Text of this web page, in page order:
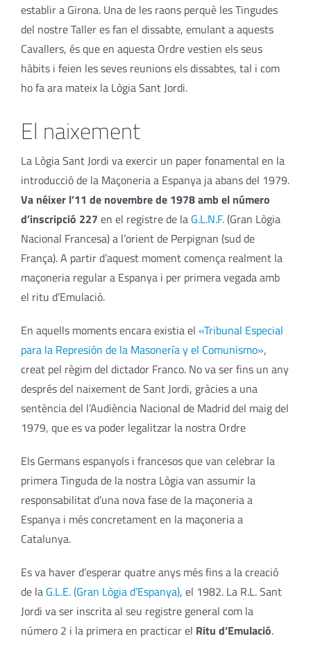
establir a Girona. Una de les raons perquè les Tingudes
del nostre Taller es fan el dissabte, emulant a aquests
Cavallers, és que en aquesta Ordre vestien els seus
hàbits i feien les seves reunions els dissabtes, tal i com
ho fa ara mateix la Lògia Sant Jordi.
El naixement
La Lògia Sant Jordi va exercir un paper fonamental en la
introducció de la Maçoneria a Espanya ja abans del 1979.
Va néixer l’11 de novembre de 1978 amb el número
d’inscripció 227 en el registre de la G.L.N.F.(Gran Lògia
Nacional Francesa) a l’orient de Perpignan (sud de
França). A partir d’aquest moment comença realment la
maçoneria regular a Espanya i per primera vegada amb
el ritu d’Emulació.
En aquells moments encara existia el «Tribunal Especial
para la Represión de la Masonería y el Comunismo»,
creat pel règim del dictador Franco. No va ser fins un any
després del naixement de Sant Jordi, gràcies a una
sentència del l’Audiència Nacional de Madrid del maig del
1979, que es va poder legalitzar la nostra Ordre
Els Germans espanyols i francesos que van celebrar la
primera Tinguda de la nostra Lògia van assumir la
responsabilitat d’una nova fase de la maçoneria a
Espanya i més concretament en la maçoneria a
Catalunya.
Es va haver d’esperar quatre anys més fins a la creació
de la G.L.E. (Gran Lògia d’Espanya), el 1982. La R.L. Sant
Jordi va ser inscrita al seu registre general com la
número 2 i la primera en practicar el Ritu d’Emulació.